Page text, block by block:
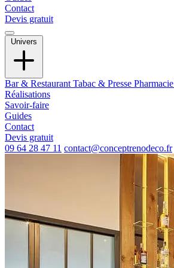
Contact
Devis gratuit
Univers
Bar & Restaurant Tabac & Presse Pharmacie
Réalisations
Savoir-faire
Guides
Contact
Devis gratuit
09 64 28 47 11 contact@conceptrenodeco.fr